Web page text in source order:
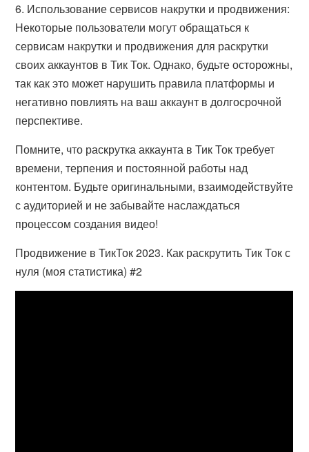
6. Использование сервисов накрутки и продвижения:
Некоторые пользователи могут обращаться к
сервисам накрутки и продвижения для раскрутки
своих аккаунтов в Тик Ток. Однако, будьте осторожны,
так как это может нарушить правила платформы и
негативно повлиять на ваш аккаунт в долгосрочной
перспективе.
Помните, что раскрутка аккаунта в Тик Ток требует
времени, терпения и постоянной работы над
контентом. Будьте оригинальными, взаимодействуйте
с аудиторией и не забывайте наслаждаться
процессом создания видео!
Продвижение в ТикТок 2023. Как раскрутить Тик Ток с
нуля (моя статистика) #2